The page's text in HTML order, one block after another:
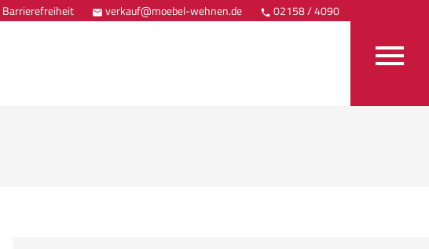
Barrierefreiheit  verkauf@moebel-wehnen.de  02158 / 4090